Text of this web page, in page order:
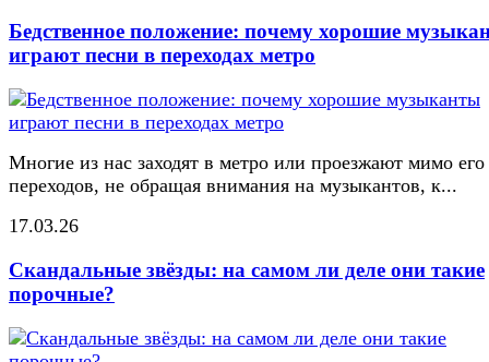
Бедственное положение: почему хорошие
играют песни в переходах метро
Многие из нас заходят в метро или проезжают мимо его
переходов, не обращая внимания на музыкантов, к...
17.03.26
Скандальные звёзды: на самом ли деле они такие
порочные?